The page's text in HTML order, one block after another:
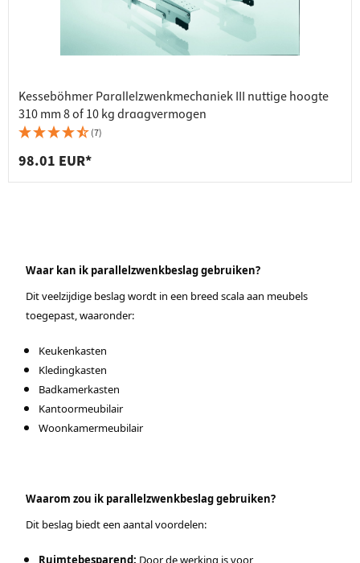
Kesseböhmer Parallelzwenkmechaniek III nuttige hoogte
310 mm 8 of 10 kg draagvermogen
(7)
98.01 EUR*
Waar kan ik parallelzwenkbeslag gebruiken?
Dit veelzijdige beslag wordt in een breed scala aan meubels
toegepast, waaronder:
Keukenkasten
Kledingkasten
Badkamerkasten
Kantoormeubilair
Woonkamermeubilair
Waarom zou ik parallelzwenkbeslag gebruiken?
Dit beslag biedt een aantal voordelen: